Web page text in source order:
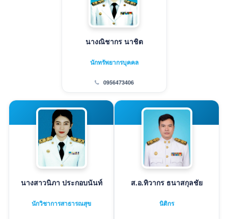
นางณิชากร นาชิต
นักทรัพยากรบุคคล
0956473406
นางสาวนิภา ประกอบนันท์
นักวิชาการสาธารณสุข
ส.อ.ทิวากร ธนาสกุลชัย
นิติกร